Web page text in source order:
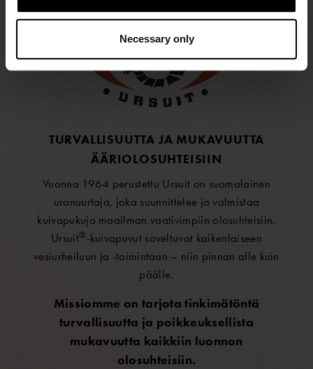
Necessary only
TURVALLISUUTTA JA MUKAVUUTTA
ÄÄRIOLOSUHTEISIIN
Vuonna 1964 perustettu Ursuit on suomalainen
uranuurtaja, joka suunnittelee ja valmistaa
kuivapukuja maailman vaativimpiin olosuhteisiin.
Ursuit®-kuivapuvut soveltuvat kaikenlaiseen
vesiurheiluun ja -toimintaan – niin pinnan alle kuin
päälle.
Missiomme on tarjota tinkimätöntä
turvallisuutta ja poikkeuksellista
mukavuutta kaikkiin luonnon
olosuhteisiin.